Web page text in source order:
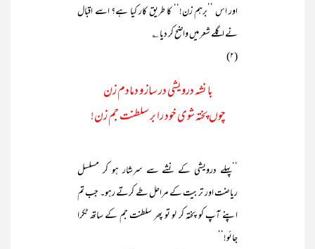
اور اس ’’برہم زن!‘‘ کا طریق کار کیا ہے؟ اسے اقبال
نے اگلے شعر میں واضح کر دیا ؎
(۲)
با نشہ درویشی در ساز و دمادم زن
چوں پختہ شوی خود را بر سلطنت جم زن!
’’پہلے درویشی کے نشے سے سرشار ہو کر مسلسل
ریاضت اور تربیت کے مراحل طے کرتے رہو۔ جب تم
اپنے آپ کو پختہ کر لو تو پھر سلطنت جم کے ساتھ ٹکرا
جائو!‘‘